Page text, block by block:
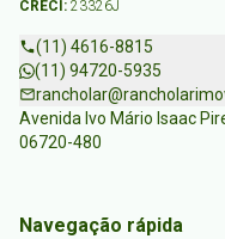
CRECI: 23326J
(11) 4616-8815
(11) 94720-5935
Avenida Ivo Mário Isaac
06720-480
Navegação rápida